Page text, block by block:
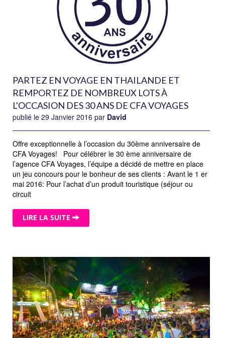
PARTEZ EN VOYAGE EN THAILANDE ET
REMPORTEZ DE NOMBREUX LOTS À
L'OCCASION DES 30 ANS DE CFA VOYAGES
publié le 29 Janvier 2016 par David
Offre exceptionnelle à l’occasion du 30ème anniversaire de
CFA Voyages! Pour célébrer le 30 ème anniversaire de
l’agence CFA Voyages, l’équipe a décidé de mettre en place
un jeu concours pour le bonheur de ses clients : Avant le 1 er
mai 2016: Pour l’achat d’un produit touristique (séjour ou
circuit
LIRE LA SUITE